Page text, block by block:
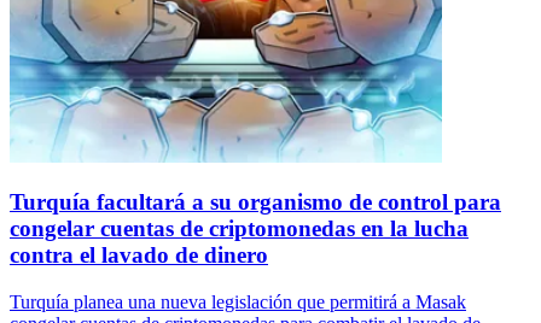
Turquía facultará a su organismo de control para
congelar cuentas de criptomonedas en la lucha
contra el lavado de dinero
Turquía planea una nueva legislación que permitirá a Masak